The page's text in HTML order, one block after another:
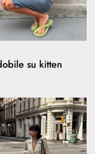
su kitten